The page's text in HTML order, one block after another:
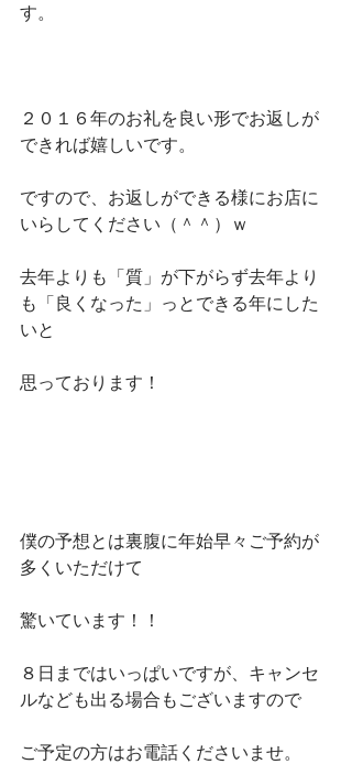
す。
２０１６年のお礼を良い形でお返しが
できれば嬉しいです。
ですので、お返しができる様にお店に
いらしてください（＾＾）ｗ
去年よりも「質」が下がらず去年より
も「良くなった」っとできる年にした
いと
思っております！
僕の予想とは裏腹に年始早々ご予約が
多くいただけて
驚いています！！
８日まではいっぱいですが、キャンセ
ルなども出る場合もございますので
ご予定の方はお電話くださいませ。